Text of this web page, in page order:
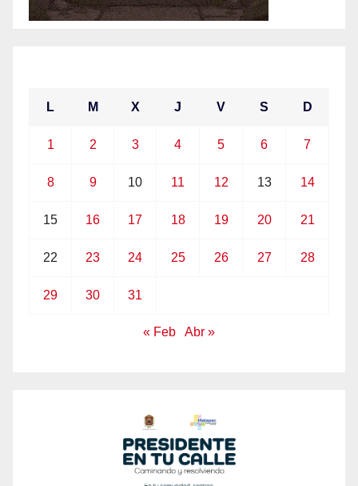
L M X J V S D
1 2 3 4 5 6 7
8 9 10 11 12 13 14
15 16 17 18 19 20 21
22 23 24 25 26 27 28
29 30 31
« Feb Abr »